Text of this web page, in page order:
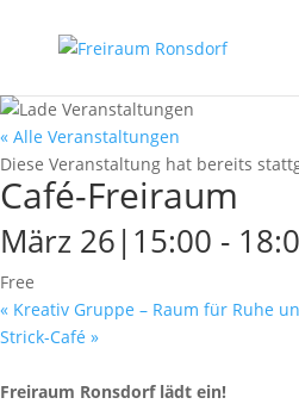
« Alle Veranstaltungen
Diese Veranstaltung hat bereits
Café-Freiraum
März 26|15:00 -
Free
« Kreativ Gruppe – Raum für Ruhe
Strick-Café »
Freiraum Ronsdorf lädt ein!